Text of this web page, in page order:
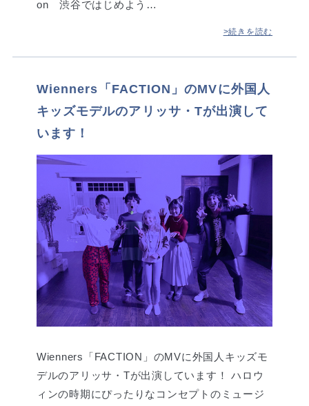
on 渋谷ではじめよう…
>続きを読む
Wienners「FACTION」のMVに外国人
キッズモデルのアリッサ・Tが出演して
います！
Wienners「FACTION」のMVに外国人キッズモ
デルのアリッサ・Tが出演しています！ ハロウ
ィンの時期にぴったりなコンセプトのミュージ